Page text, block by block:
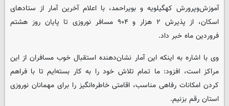
آموزش‌وپرورش کهگیلویه و بویراحمد، با اعلام آخرین آمار از ستادهای
اسکان، از پذیرش ۲ هزار و ۹۰۴ مسافر نوروزی تا پایان روز هشتم
فروردین ماه خبر داد.
وی با اشاره به اینکه این آمار نشان‌دهنده استقبال خوب مسافران از این
مراکز است، افزود: ما تمام تلاش خود را به کار بسته‌ایم تا با فراهم
کردن امکانات رفاهی مناسب، اقامتی خاطره‌انگیز را برای مهمانان نوروزی
استان رقم بزنیم.